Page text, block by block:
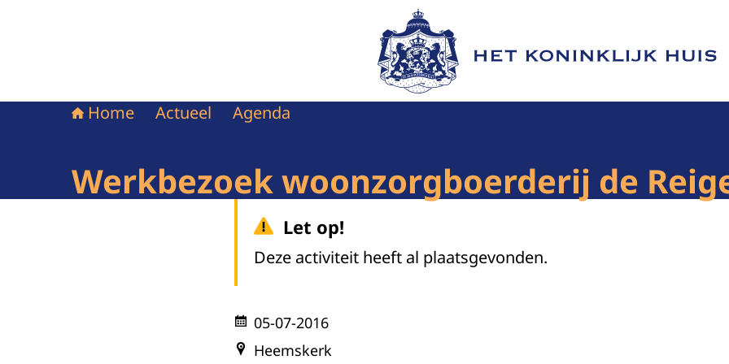
Naar de homepage van Het Koninklijk Huis
Home Actueel Agenda
Werkbezoek woonzorgboerderij de
Let op!
Deze activiteit heeft al plaatsgevonden.
05-07-2016
Heemskerk